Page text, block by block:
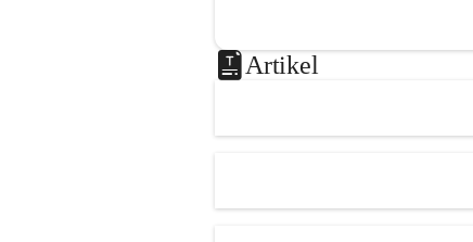
Artikel